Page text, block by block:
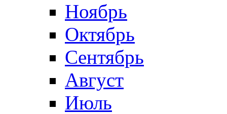
Ноябрь
Октябрь
Сентябрь
Август
Июль